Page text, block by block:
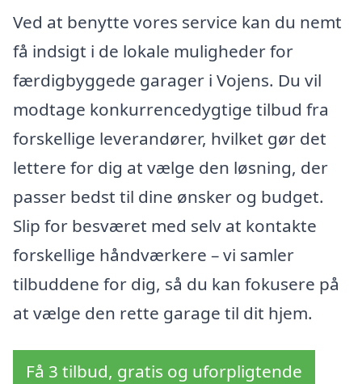
Ved at benytte vores service kan du nemt
få indsigt i de lokale muligheder for
færdigbyggede garager i Vojens. Du vil
modtage konkurrencedygtige tilbud fra
forskellige leverandører, hvilket gør det
lettere for dig at vælge den løsning, der
passer bedst til dine ønsker og budget.
Slip for besværet med selv at kontakte
forskellige håndværkere – vi samler
tilbuddene for dig, så du kan fokusere på
at vælge den rette garage til dit hjem.
Få 3 tilbud, gratis og uforpligtende